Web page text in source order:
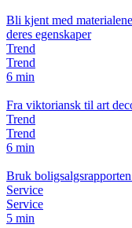
Bli kjent med
deres egenskaper
Trend
Trend
6 min
Fra viktoriansk til art
Trend
Trend
6 min
Bruk
Service
Service
5 min